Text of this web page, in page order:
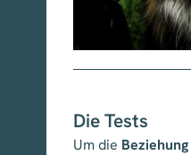
Die Tests
Um die Beziehung